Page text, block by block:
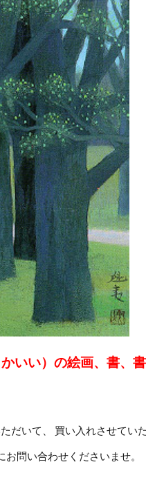
いい）の絵画、書、
だいて、 買い入れさせていた
お問い合わせくださいませ。